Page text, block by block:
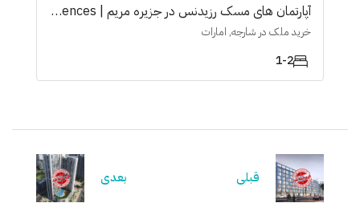
آپارتمان های مسک رزیدنس در جزیرە مریم | Mesk Residences
خرید ملک در شارجه, امارات
1-2
قبلی بعدی